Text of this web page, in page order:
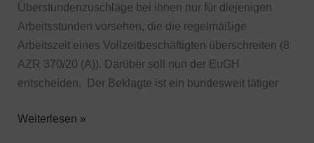
Überstundenzuschläge bei ihnen nur für diejenigen
Arbeitsstunden vorsehen, die die regelmäßige
Arbeitszeit eines Vollzeitbeschäftigten überschreiten (8
AZR 370/20 (A)). Darüber soll nun der EuGH
entscheiden. Der Beklagte ist ein bundesweit tätiger
Weiterlesen »